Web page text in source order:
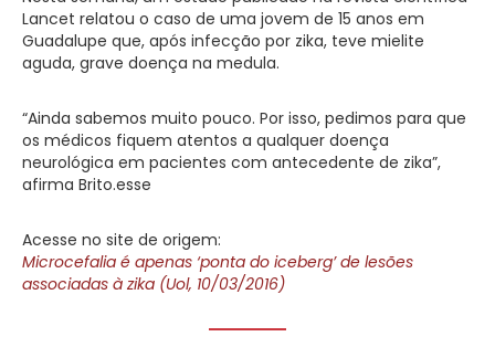
Lancet relatou o caso de uma jovem de 15 anos em
Guadalupe que, após infecção por zika, teve mielite
aguda, grave doença na medula.
“Ainda sabemos muito pouco. Por isso, pedimos para que
os médicos fiquem atentos a qualquer doença
neurológica em pacientes com antecedente de zika”,
afirma Brito.esse
Acesse no site de origem:
Microcefalia é apenas ‘ponta do iceberg’ de lesões
associadas à zika (Uol, 10/03/2016)